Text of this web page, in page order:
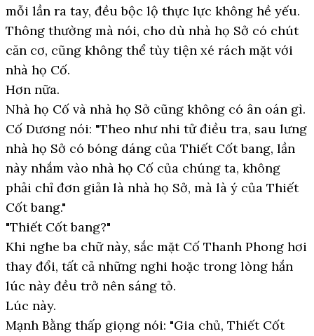
mỗi lần ra tay, đều bộc lộ thực lực không hề yếu.
Thông thường mà nói, cho dù nhà họ Sở có chút
căn cơ, cũng không thể tùy tiện xé rách mặt với
nhà họ Cố.
Hơn nữa.
Nhà họ Cố và nhà họ Sở cũng không có ân oán gì.
Cố Dương nói: "Theo như nhi tử điều tra, sau lưng
nhà họ Sở có bóng dáng của Thiết Cốt bang, lần
này nhắm vào nhà họ Cố của chúng ta, không
phải chỉ đơn giản là nhà họ Sở, mà là ý của Thiết
Cốt bang."
"Thiết Cốt bang?"
Khi nghe ba chữ này, sắc mặt Cố Thanh Phong hơi
thay đổi, tất cả những nghi hoặc trong lòng hắn
lúc này đều trở nên sáng tỏ.
Lúc này.
Mạnh Bằng thấp giọng nói: "Gia chủ, Thiết Cốt